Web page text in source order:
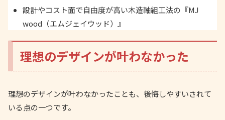
設計やコスト面で自由度が高い木造軸組工法の『MJ
wood（エムジェイウッド）』
理想のデザインが叶わなかった
理想のデザインが叶わなかったことも、後悔しやすいされて
いる点の一つです。